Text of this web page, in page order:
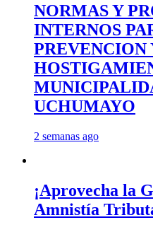
NORMAS Y
INTERNOS
PREVENCION
UCHUMAYO
2 semanas ago
¡Aprovecha la
Amnistía